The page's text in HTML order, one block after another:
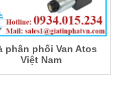
phân phối Van Atos
Việt Nam